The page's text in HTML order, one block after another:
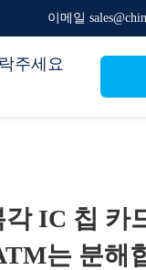
이메일
주세요
IC 칩 카
는 분해